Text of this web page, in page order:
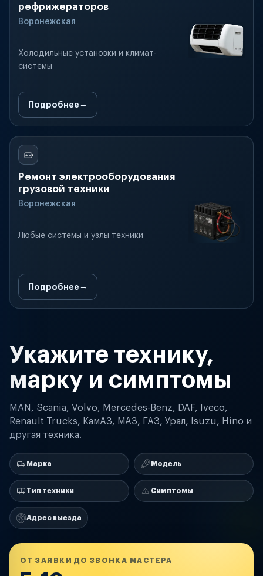
рефрижераторов
Воронежская
Холодильные установки и климат-
системы
Подробнее
Ремонт электрооборудования
грузовой техники
Воронежская
Любые системы и узлы техники
Подробнее
Укажите технику,
марку и симптомы
MAN, Scania, Volvo, Mercedes-Benz, DAF, Iveco,
Renault Trucks, КамАЗ, МАЗ, ГАЗ, Урал, Isuzu, Hino и
другая техника.
Марка Модель
Тип техники Симптомы
Адрес выезда
ОТ ЗАЯВКИ ДО ЗВОНКА МАСТЕРА